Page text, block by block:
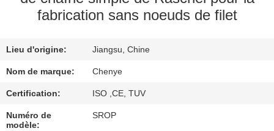
L'USINE
CONTRÔLE
DE
LA
QUALITÉ
fabrication sans noeuds de filet
Lieu d'origine: Jiangsu, Chine
Nom de marque: Chenye
Certification: ISO ,CE, TUV
Numéro de
modèle:
SROP